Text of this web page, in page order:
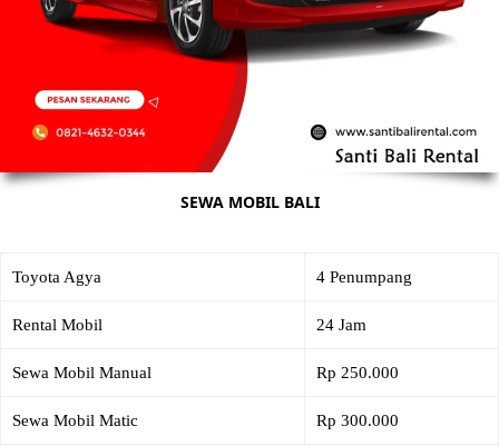
SEWA MOBIL BALI
Toyota Agya 4 Penumpang
Rental Mobil 24 Jam
Sewa Mobil Manual Rp 250.000
Sewa Mobil Matic Rp 300.000